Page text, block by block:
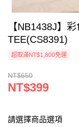
【NB1438J】
TEE(CS8391)
超取滿NT$1,800免運
NT$650
NT$399
請選擇商品選項